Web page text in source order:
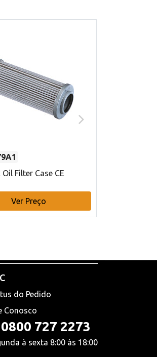
Filter Case CE
Ver Preço
do Pedido
Conosco
0800 727 2273
à sexta 8:00 às 18:00